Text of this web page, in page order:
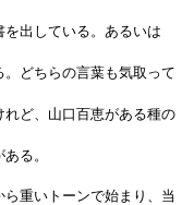
出している。あるいは
どちらの言葉も気取って
ど、山口百恵がある種の
る。
重いトーンで始まり、当